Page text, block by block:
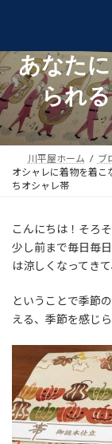
ン
ツ
へ
ス
キ
ッ
ー
シ
ョ
ン
に
移
オシャ
あなた
られ
川平屋ホーム ブ
オシャレに着物を着こ
ちオシャレ帯
こんにちは！そろ
少し前まで毎日毎
は涼しくなってき
ということで季節
える、季節を感じ